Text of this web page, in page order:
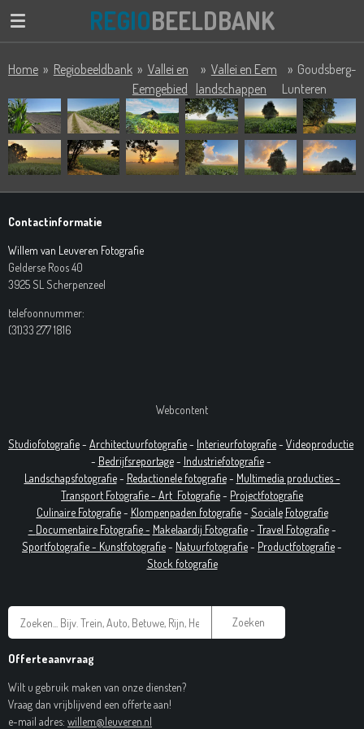
Ga
de
REGIOBEELDBANK
Home » Regiobeeldbank » Vallei en
Eemgebied
» Vallei en Eem
landschappen
» Goudsberg-
Lunteren
Contactinformatie
Willem van Leuveren Fotografie
Gelderse Roos 40
3925 SL Scherpenzeel
telefoonnummer:
(31)33 277 1816
Webcontent
Studiofotografie- Architectuurfotografie- Interieurfotografie- Videoproductie
- Bedrijfsreportage- Industriefotografie-
Landschapsfotografie- Redactionele fotografie- Multimedia producties -
Transport Fotografie - Art Fotografie- Projectfotografie
Culinaire Fotografie- Klompenpaden fotografie- Sociale Fotografie
- Documentaire Fotografie- Makelaardij Fotografie- Travel Fotografie-
Sportfotografie - Kunstfotografie- Natuurfotografie- Productfotografie-
Stock fotografie
Zoeken
Offerteaanvraag
Wilt u gebruik maken van onze diensten?
Vraag dan vrijblijvend een offerte aan!
e-mail adres: willem@leuveren.nl